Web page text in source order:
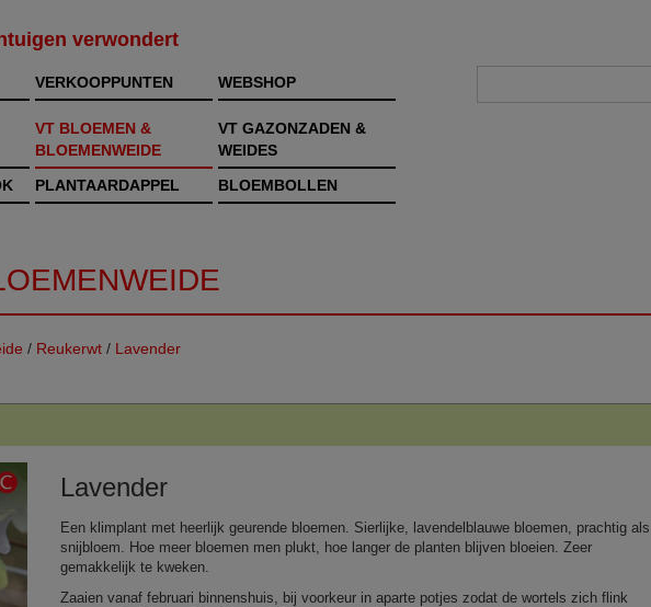
verwondert
VERKOOPPUNTEN WEBSHOP
VT BLOEMEN &
BLOEMENWEIDE
VT GAZONZADEN &
WEIDES
PLANTAARDAPPEL BLOEMBOLLEN
/ Reukerwt / Lavender
Lavender
Een klimplant met heerlijk geurende bloemen. Sierlijke, lavendelblauwe bloemen, prachtig als
snijbloem. Hoe meer bloemen men plukt, hoe langer de planten blijven bloeien. Zeer
gemakkelijk te kweken.
Zaaien vanaf februari binnenshuis, bij voorkeur in aparte potjes zodat de wortels zich flink